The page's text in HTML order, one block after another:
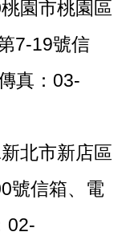
園市桃園區
7-19號信
真：03-
北市新店區
號信箱、電
02-